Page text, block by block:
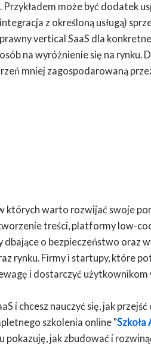
może być dodatek
z określoną usługą)
vertical SaaS dla
na wyróżnienie się na rynku.
mniej zagospodarowaną
których warto rozwijać swoje
treści, platformy low-
o bezpieczeństwo oraz
rynku. Firmy i startupy, które
i dostarczyć użytkownikom
i chcesz nauczyć się, jak przejść
szkolenia online "Szkoła
jak zbudować i